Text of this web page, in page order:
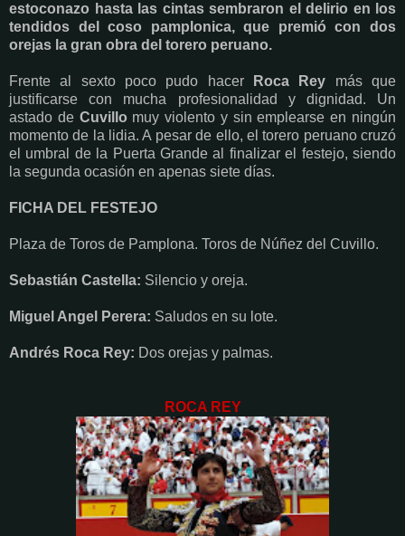
estoconazo hasta las cintas sembraron el delirio en los
tendidos del coso pamplonica, que premió con dos
orejas la gran obra del torero peruano.
Frente al sexto poco pudo hacer Roca Rey más que
justificarse con mucha profesionalidad y dignidad. Un
astado de Cuvillo muy violento y sin emplearse en ningún
momento de la lidia. A pesar de ello, el torero peruano cruzó
el umbral de la Puerta Grande al finalizar el festejo, siendo
la segunda ocasión en apenas siete días.
FICHA DEL FESTEJO
Plaza de Toros de Pamplona. Toros de Núñez del Cuvillo.
Sebastián Castella: Silencio y oreja.
Miguel Angel Perera: Saludos en su lote.
Andrés Roca Rey: Dos orejas y palmas.
ROCA REY